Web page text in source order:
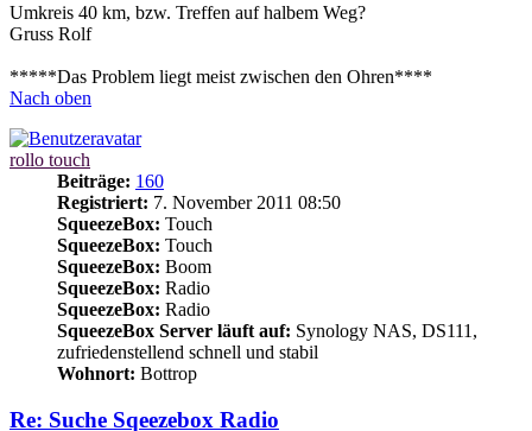
Umkreis 40 km, bzw. Treffen auf halbem Weg?
Gruss Rolf
*****Das Problem liegt meist zwischen den Ohren****
Nach oben
rollo touch
Beiträge: 160
Registriert: 7. November 2011 08:50
SqueezeBox: Touch
SqueezeBox: Touch
SqueezeBox: Boom
SqueezeBox: Radio
SqueezeBox: Radio
SqueezeBox Server läuft auf: Synology NAS, DS111,
zufriedenstellend schnell und stabil
Wohnort: Bottrop
Re: Suche Sqeezebox Radio